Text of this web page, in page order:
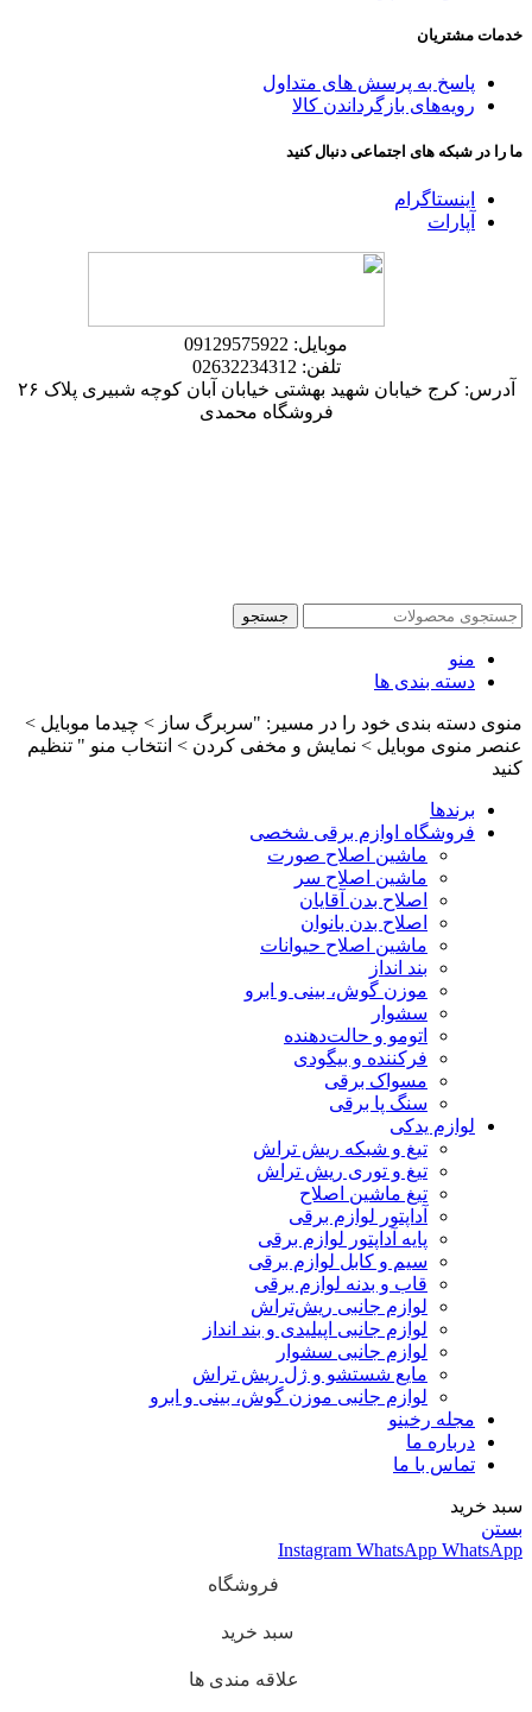
خدمات مشتریان
پاسخ به پرسش های متداول
رویه‌های بازگرداندن کالا
ما را در شبکه های اجتماعی دنبال کنید
اینستاگرام
آپارات
موبایل: 09129575922
تلفن: 02632234312
آدرس: کرج خیابان شهید بهشتی خیابان آبان کوچه شبیری پلاک ۲۶
فروشگاه محمدی
جستجو
منو
دسته بندی ها
منوی دسته بندی خود را در مسیر: "سربرگ ساز > چیدما موبایل >
عنصر منوی موبایل > نمایش و مخفی کردن > انتخاب منو " تنظیم
کنید
برندها
فروشگاه اوازم برقی شخصی
ماشین اصلاح صورت
ماشین اصلاح سر
اصلاح بدن آقایان
اصلاح بدن بانوان
ماشین اصلاح حیوانات
بند انداز
موزن گوش، بینی و ابرو
سشوار
اتومو و حالت‌دهنده
فرکننده و بیگودی
مسواک برقی
سنگ پا برقی
لوازم یدکی
تیغ و شبکه ریش تراش
تیغ و توری ریش تراش
تیغ ماشین اصلاح
آداپتور لوازم برقی
پایه آداپتور لوازم برقی
سیم و کابل لوازم برقی
قاب و بدنه لوازم برقی
لوازم جانبی ریش‌تراش
لوازم جانبی اپیلیدی و بند انداز
لوازم جانبی سشوار
مایع شستشو و ژل ریش تراش
لوازم جانبی موزن گوش، بینی و ابرو
مجله رخینو
درباره ما
تماس با ما
سبد خرید
بستن
Instagram WhatsApp WhatsApp
فروشگاه
سبد خرید
علاقه مندی ها